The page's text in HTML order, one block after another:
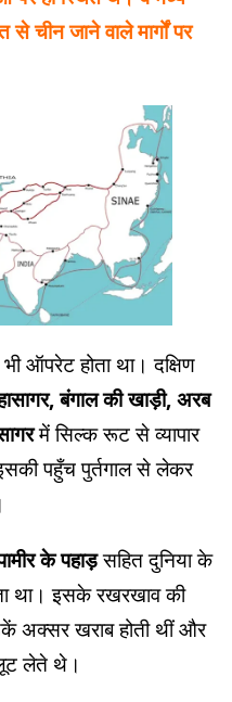
चीन जाने वाले मार्गों पर
ऑपरेट होता था। दक्षिण
बंगाल की खाड़ी, अरब
में सिल्क रूट से व्यापार
पहुँच पुर्तगाल से लेकर
के पहाड़सहित दुनिया के
था। इसके रखरखाव की
अक्सर खराब होती थीं और
लूट लेते थे।